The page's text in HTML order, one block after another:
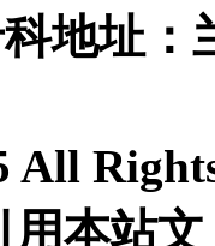
地址：
All
用本站文